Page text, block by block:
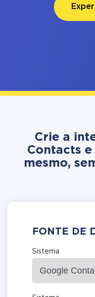
Crie a
Contacts
mesmo,
FONTE DE
Sistema